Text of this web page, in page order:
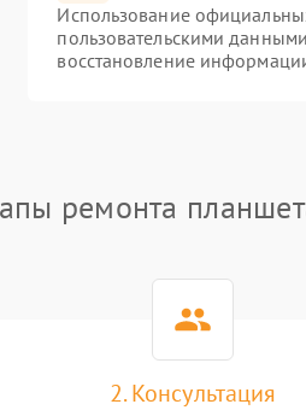
Использование
пользовательскими
восстановление
ремонта
2. Консультация